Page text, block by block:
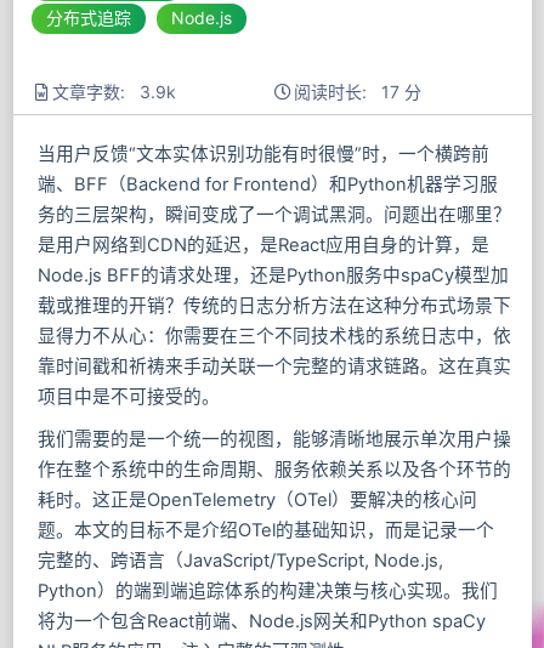
分布式追踪
Node.js
文章字数: 3.9k 阅读时长: 17 分
当用户反馈“文本实体识别功能有时很慢”时，一个横跨前
端、BFF（Backend for Frontend）和Python机器学习服
务的三层架构，瞬间变成了一个调试黑洞。问题出在哪里？
是用户网络到CDN的延迟，是React应用自身的计算，是
Node.js BFF的请求处理，还是Python服务中spaCy模型加
载或推理的开销？传统的日志分析方法在这种分布式场景下
显得力不从心：你需要在三个不同技术栈的系统日志中，依
靠时间戳和祈祷来手动关联一个完整的请求链路。这在真实
项目中是不可接受的。
我们需要的是一个统一的视图，能够清晰地展示单次用户操
作在整个系统中的生命周期、服务依赖关系以及各个环节的
耗时。这正是OpenTelemetry（OTel）要解决的核心问
题。本文的目标不是介绍OTel的基础知识，而是记录一个
完整的、跨语言（JavaScript/TypeScript, Node.js,
Python）的端到端追踪体系的构建决策与核心实现。我们
将为一个包含React前端、Node.js网关和Python spaCy